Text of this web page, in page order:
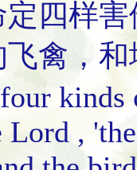
四样
禽，
kinds
Lord ,